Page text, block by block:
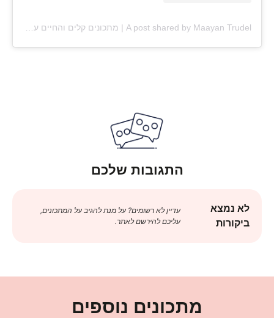
התגובות שלכם
לא נמצא
ביקורות
עדיין לא רשומים? על מנת להגיב על המתכונים,
עליכם להירשם לאתר.
מתכונים נוספים